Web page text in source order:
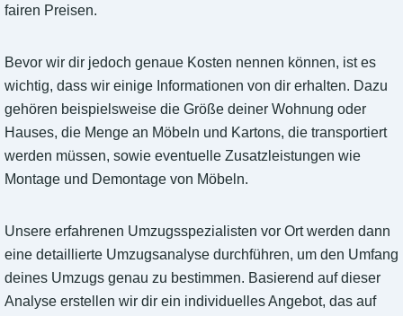
fairen Preisen.
Bevor wir dir jedoch genaue Kosten nennen können, ist es
wichtig, dass wir einige Informationen von dir erhalten. Dazu
gehören beispielsweise die Größe deiner Wohnung oder
Hauses, die Menge an Möbeln und Kartons, die transportiert
werden müssen, sowie eventuelle Zusatzleistungen wie
Montage und Demontage von Möbeln.
Unsere erfahrenen Umzugsspezialisten vor Ort werden dann
eine detaillierte Umzugsanalyse durchführen, um den Umfang
deines Umzugs genau zu bestimmen. Basierend auf dieser
Analyse erstellen wir dir ein individuelles Angebot, das auf